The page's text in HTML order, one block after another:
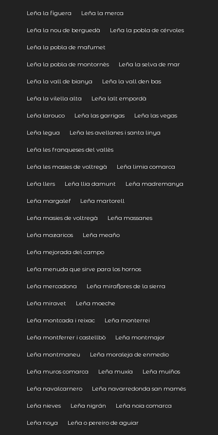
Leña la figuera Leña la merca
Leña la nou de berguedà Leña la pobla de cérvoles
Leña la pobla de mafumet
Leña la pobla de montornès Leña la selva de mar
Leña la vall de bianya Leña la vall den bas
Leña la vilella alta Leña lalt empordà
Leña larouco Leña las garrigas Leña las vegas
Leña legua Leña les avellanes i santa linya
Leña les franqueses del vallès
Leña les masies de voltregà Leña limia comarca
Leña llers Leña llia damunt Leña madremanya
Leña margalef Leña martorell
Leña masies de voltregà Leña massanes
Leña mazaricos Leña meaño
Leña mejorada del campo
Leña menuda que sirve para los hornos
Leña mercadona Leña miraflores de la sierra
Leña miravet Leña moeche
Leña montcada i reixac Leña monterrei
Leña montferrer i castellbò Leña montmajor
Leña montmaneu Leña moraleja de enmedio
Leña muros comarca Leña muxía Leña muíños
Leña navalcarnero Leña navarredonda san mamés
Leña nieves Leña nigrán Leña noia comarca
Leña noya Leña o pereiro de aguiar